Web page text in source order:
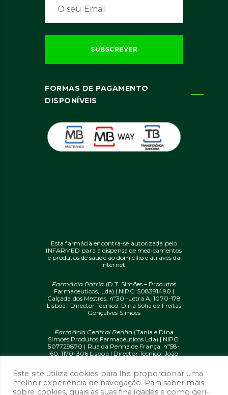
FORMAS DE PAGAMENTO
DISPONÍVEIS
Esta farmácia encontra-se autorizada pelo
INFARMED para a dispensa de medicamentos
e produtos de saúde ao domicílio e através da
internet.
Farmácia Patria (D.T. Simões – Produtos
Farmaceuticos, Lda) | NIPC: 508391490 |
Calçada dos Mestres, nº30 -Letra A, 1070-178
Lisboa | Director Técnico: Dina Sofia de Freitas
Gonçalves Simões
Farmácia Central Penha (Tania e Dina
Simoes Produtos Farmaceuticos Lda) | NIPC:
507729870 | Rua da Penha de França, nº58-
60, 1170-306 Lisboa | Director Técnico: João
© 2020 farmaciaon.pt | Design and
Development: iupi.agencyby Dual Up
Este site utiliza cookies para lhe proporcionar uma
melhor experiência de navegação. Para saber mais
sobre cookies, quais as suas finalidades e como geri-